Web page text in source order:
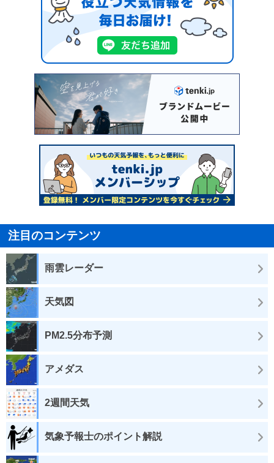
注目のコンテンツ
雨雲レーダー
天気図
PM2.5分布予測
アメダス
2週間天気
気象予報士のポイント解説